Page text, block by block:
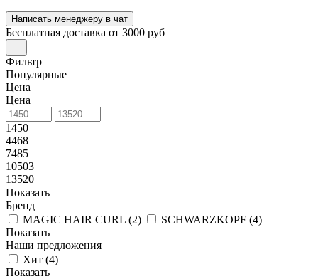
Написать менеджеру в чат
Бесплатная доставка от 3000 руб
Фильтр
Популярные
Цена
Цена
1450
4468
7485
10503
13520
Показать
Бренд
MAGIC HAIR CURL (2) SCHWARZKOPF (4)
Показать
Наши предложения
Хит (4)
Показать